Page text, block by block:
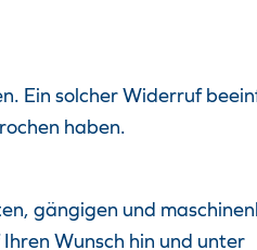
Ein solcher Widerruf
haben.
gängigen und
Wunsch hin und unter